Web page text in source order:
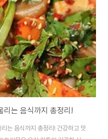
장 내 환경을 개선하여 변비 예방
리는 음식까지 총정리!
는 음식까지 총정리! 건강하고 맛